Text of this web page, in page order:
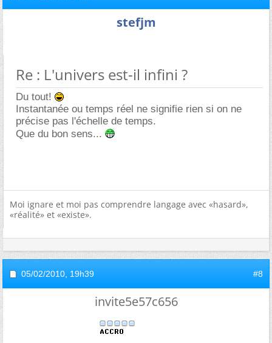
stefjm
Re : L'univers est-il infini ?
Du tout!
Instantanée ou temps réel ne signifie rien si on ne
précise pas l'échelle de temps.
Que du bon sens...
Moi ignare et moi pas comprendre langage avec «hasard»,
«réalité» et «existe».
05/02/2010, 19h39 #8
invite5e57c656